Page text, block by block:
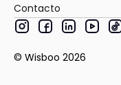
Contacto
© Wisboo 2026